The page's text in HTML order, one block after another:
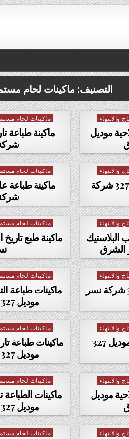
التصنيف: ماكينات لحام
والانتهاء
موديل
Posted in
ماكينات لحام مستمر
والانتهاء
ماكينة طباعة تاريخ انتاج موديل 327 شركة
Posted in
ماكينات لحام مستمر
والانتهاء
البلاستيك
Posted in
ماكينات لحام مستمر
والانتهاء
ماكينات طباعة التاريخ موديل 327 شركة نسر
Posted in
ماكينات لحام مستمر
ماكينات طباعة
موديل 327 شركة نسر الشرق
والانتهاء
ماكينات طباعة تاريخ الصلاحية موديل 327
Posted in
ماكينات لحام مستمر
ماكينات طباعة
موديل 327 شركة نسر الشرق
والانتهاء
موديل
Posted in
ماكينات لحام مستمر
ماكينات الطباعة
موديل 327 شركة نسر الشرق
والانتهاء Posted in
ماكينات لحام مستمر